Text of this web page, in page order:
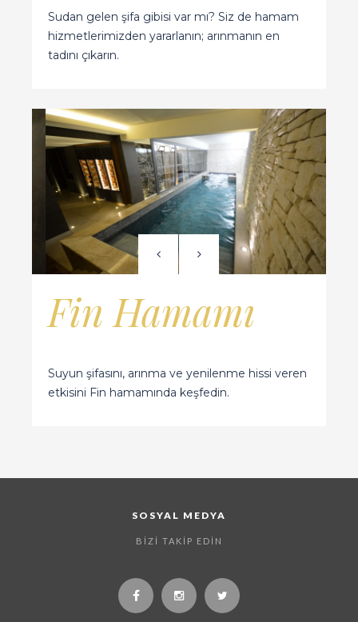
Sudan gelen şifa gibisi var mı? Siz de hamam
hizmetlerimizden yararlanın; arınmanın en
tadını çıkarın.
Fin Hamamı
Suyun şifasını, arınma ve yenilenme hissi veren
etkisini Fin hamamında keşfedin.
SOSYAL MEDYA
BIZI TAKIP EDIN